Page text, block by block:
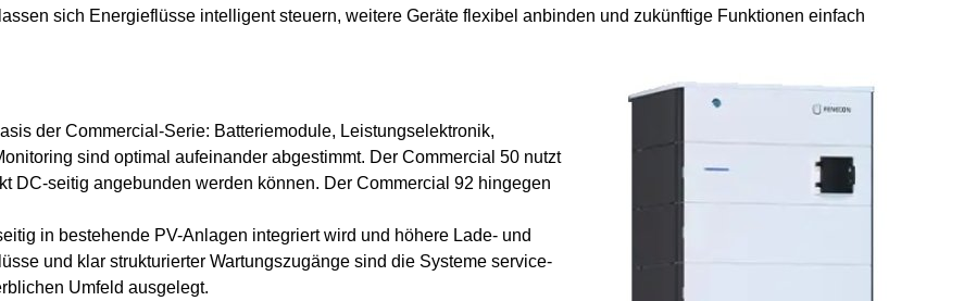
sich Energieflüsse intelligent steuern, weitere Geräte flexibel anbinden und zukünftige Funktionen einfach
der Commercial-Serie: Batteriemodule, Leistungselektronik,
sind optimal aufeinander abgestimmt. Der Commercial 50 nutzt
DC-seitig angebunden werden können. Der Commercial 92 hingegen
in bestehende PV-Anlagen integriert wird und höhere Lade- und
und klar strukturierter Wartungszugänge sind die Systeme service-
Umfeld ausgelegt.